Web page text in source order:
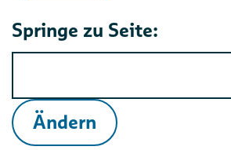
Springe zu Seite:
Ändern